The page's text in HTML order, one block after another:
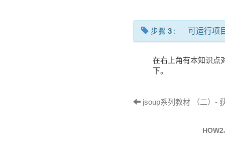
步骤 3 : 可运行项
在右上角有本知识点
下。
jsoup系列教材 （二）-